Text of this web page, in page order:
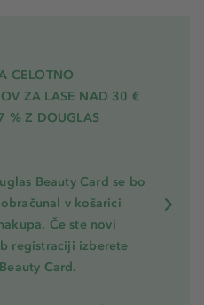
CELOTNO
ZA LASE NAD 30 €
% Z DOUGLAS
Beauty Card se bo
v košarici
Če ste novi
registraciji izberete
Card.